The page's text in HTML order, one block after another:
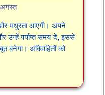
मधुरता आएगी। अपने
उन्हें पर्याप्त समय दें, इससे
बनेगा। अविवाहितों को